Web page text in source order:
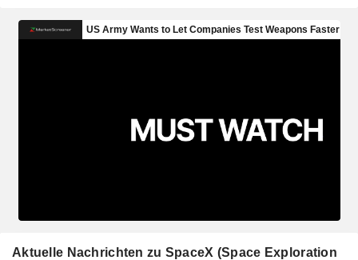
Aktuelle Nachrichten zu SpaceX (Space Exploration